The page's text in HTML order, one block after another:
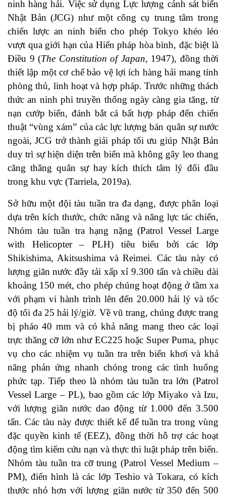
ninh hàng hải. Việc sử dụng Lực lượng cảnh sát biển
Nhật Bản (JCG) như một công cụ trung tâm trong
chiến lược an ninh biển cho phép Tokyo khéo léo
vượt qua giới hạn của Hiến pháp hòa bình, đặc biệt là
Điều 9 (The Constitution of Japan, 1947), đồng thời
thiết lập một cơ chế bảo vệ lợi ích hàng hải mang tính
phòng thủ, linh hoạt và hợp pháp. Trước những thách
thức an ninh phi truyền thống ngày càng gia tăng, từ
nạn cướp biển, đánh bắt cá bất hợp pháp đến chiến
thuật “vùng xám” của các lực lượng bán quân sự nước
ngoài, JCG trở thành giải pháp tối ưu giúp Nhật Bản
duy trì sự hiện diện trên biển mà không gây leo thang
căng thẳng quân sự hay kích thích tâm lý đối đầu
trong khu vực (Tarriela, 2019a).
Sở hữu một đội tàu tuần tra đa dạng, được phân loại
dựa trên kích thước, chức năng và năng lực tác chiến,
Nhóm tàu tuần tra hạng nặng (Patrol Vessel Large
with Helicopter – PLH) tiêu biểu bởi các lớp
Shikishima, Akitsushima và Reimei. Các tàu này có
lượng giãn nước đầy tải xấp xỉ 9.300 tấn và chiều dài
khoảng 150 mét, cho phép chúng hoạt động ở tầm xa
với phạm vi hành trình lên đến 20.000 hải lý và tốc
độ tối đa 25 hải lý/giờ. Về vũ trang, chúng được trang
bị pháo 40 mm và có khả năng mang theo các loại
trực thăng cỡ lớn như EC225 hoặc Super Puma, phục
vụ cho các nhiệm vụ tuần tra trên biển khơi và khả
năng phản ứng nhanh chóng trong các tình huống
phức tạp. Tiếp theo là nhóm tàu tuần tra lớn (Patrol
Vessel Large – PL), bao gồm các lớp Miyako và Izu,
với lượng giãn nước dao động từ 1.000 đến 3.500
tấn. Các tàu này được thiết kế để tuần tra trong vùng
đặc quyền kinh tế (EEZ), đồng thời hỗ trợ các hoạt
động tìm kiếm cứu nạn và thực thi luật pháp trên biển.
Nhóm tàu tuần tra cỡ trung (Patrol Vessel Medium –
PM), điển hình là các lớp Teshio và Tokara, có kích
thước nhỏ hơn với lượng giãn nước từ 350 đến 500